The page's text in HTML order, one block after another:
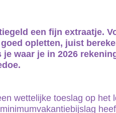
een fijn extraatje.
opletten, juist
je waar je in 2026
wettelijke toeslag op het